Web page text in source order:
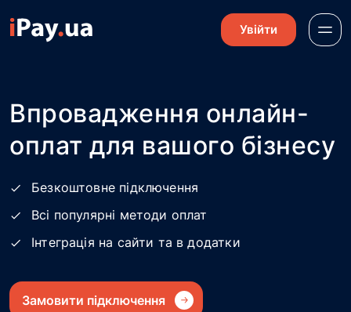
Увійти
Впровадження онлайн-
оплат для вашого бізнесу
Безкоштовне підключення
Всі популярні методи оплат
Інтеграція на сайти та в додатки
Замовити підключення